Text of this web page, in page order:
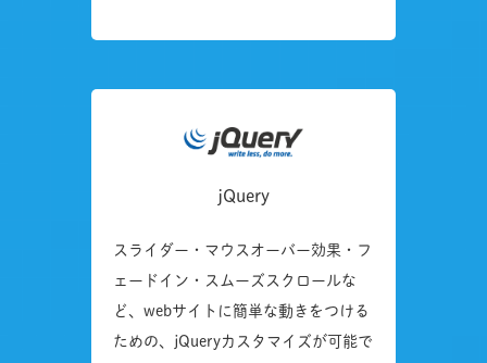
jQuery
スライダー・マウスオーバー効果・フ
ェードイン・スムーズスクロールな
ど、webサイトに簡単な動きをつける
ための、jQueryカスタマイズが可能で